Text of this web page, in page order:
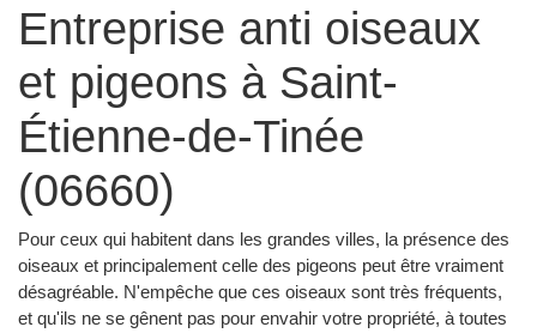
Entreprise anti oiseaux
et pigeons à Saint-
Étienne-de-Tinée
(06660)
Pour ceux qui habitent dans les grandes villes, la présence des
oiseaux et principalement celle des pigeons peut être vraiment
désagréable. N'empêche que ces oiseaux sont très fréquents,
et qu'ils ne se gênent pas pour envahir votre propriété, à toutes